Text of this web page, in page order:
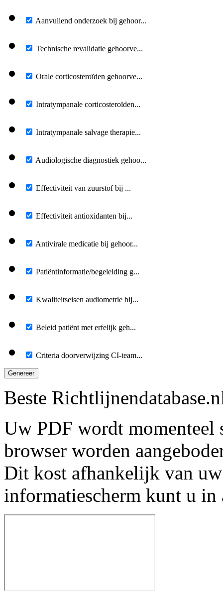
Aanvullend onderzoek bij gehoor...
Technische revalidatie gehoorve...
Orale corticosteroïden gehoorve...
Intratympanale corticosteroïden...
Intratympanale salvage therapie...
Audiologische diagnostiek gehoo...
Effectiviteit van zuurstof bij ...
Effectiviteit antioxidanten bij...
Antivirale medicatie bij gehoor...
Patiëntinformatie/begeleiding g...
Kwaliteitseisen audiometrie bij...
Beleid patiënt met erfelijk geh...
Criteria doorverwijzing CI-team...
Genereer
Beste
Uw PDF wordt momenteel
browser worden
Dit kost afhankelijk van
informatiescherm kunt u